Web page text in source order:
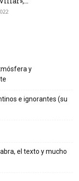
y
e ignorantes (su
el texto y mucho